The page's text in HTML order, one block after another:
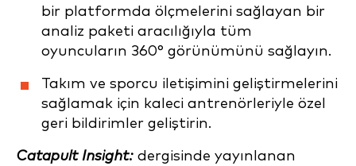
bir platformda ölçmelerini sağlayan bir
analiz paketi aracılığıyla tüm
oyuncuların 360° görünümünü sağlayın.
Takım ve sporcu iletişimini geliştirmelerini
sağlamak için kaleci antrenörleriyle özel
geri bildirimler geliştirin.
Catapult Insight: dergisinde yayınlanan